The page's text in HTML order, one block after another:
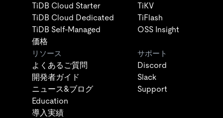
TiDB Cloud Starter
TiDB Cloud Dedicated
TiDB Self-Managed
価格
TiKV
TiFlash
OSS Insight
リソース
よくあるご質問
開発者ガイド
ニュース&ブログ
Education
導入実績
サポート
Discord
Slack
Support